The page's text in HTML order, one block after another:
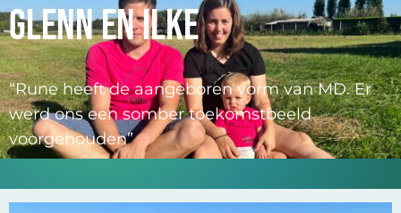
Glenn en Ilke
“Rune heeft de aangeboren vorm van MD. Er
werd ons een somber toekomstbeeld
voorgehouden”